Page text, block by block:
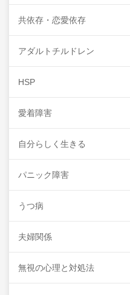
共依存・恋愛依存
アダルトチルドレン
HSP
愛着障害
自分らしく生きる
パニック障害
うつ病
夫婦関係
無視の心理と対処法